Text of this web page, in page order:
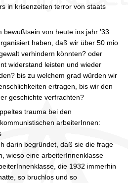
in krisenzeiten terror von staats
von heute ins jahr ’33
haben, daß wir über 50 mio
verhindern könnten? oder
widerstand leisten und wieder
bis zu welchem grad würden wir
ertragen, bis wir den
geschichte verfrachten?
trauma bei den
arbeiterInnen:
darin begründet, daß sie die frage
wieso eine arbeiterInnenklasse
die 1932 immerhin
so bruchlos und so